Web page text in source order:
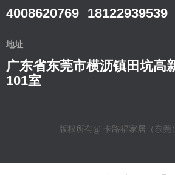
版权所有@ 卡路福家居（东莞
4008620769 18122939539
地址
广东省东莞市横沥镇田坑高
101室